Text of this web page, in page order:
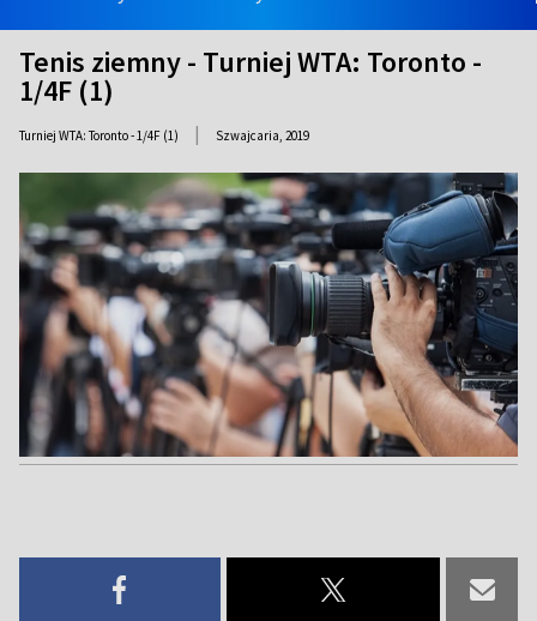
Tenis ziemny - Turniej WTA: Toronto -
1/4F (1)
Turniej WTA: Toronto - 1/4F (1) | Szwajcaria, 2019